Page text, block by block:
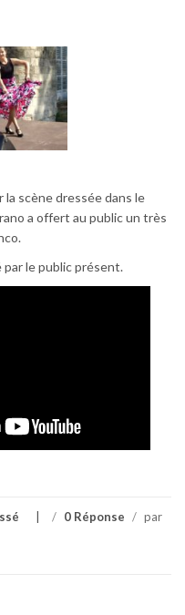
la scène dressée dans le
a offert au public un très
le public présent.
/ 0 Réponse / par